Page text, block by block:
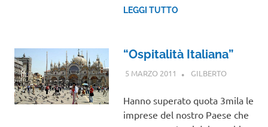
LEGGI TUTTO
“Ospitalità Italiana”
5 MARZO 2011 GILBERTONOTIZIE
Hanno superato quota 3mila le
imprese del nostro Paese che